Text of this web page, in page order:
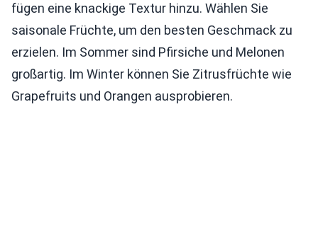
fügen eine knackige Textur hinzu. Wählen Sie
saisonale Früchte, um den besten Geschmack zu
erzielen. Im Sommer sind Pfirsiche und Melonen
großartig. Im Winter können Sie Zitrusfrüchte wie
Grapefruits und Orangen ausprobieren.